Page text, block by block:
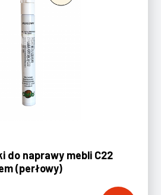
do naprawy mebli C22
(perłowy)